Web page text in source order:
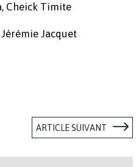
Cheick Timite
Jacquet
ARTICLE SUIVANT